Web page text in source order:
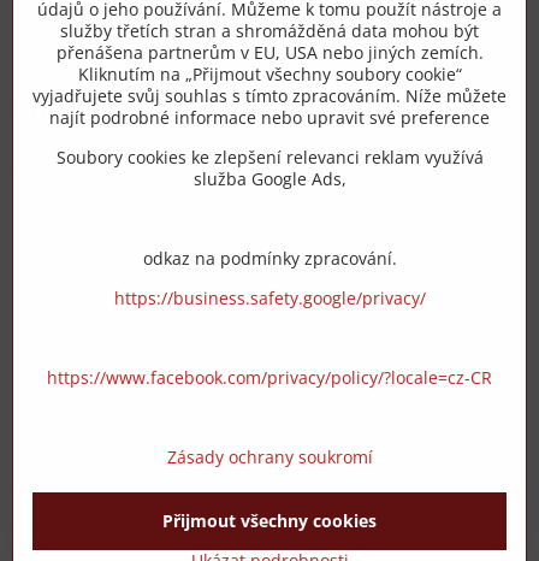
info​@zipzop​.cz
Objednávky
Vše k nákupu
©2026CopyrightPředvolby soukromíZásady ochrany soukromí
údajů o jeho používání. Můžeme k tomu použít nástroje a
služby třetích stran a shromážděná data mohou být
přenášena partnerům v EU, USA nebo jiných zemích.
Kliknutím na „Přijmout všechny soubory cookie“
vyjadřujete svůj souhlas s tímto zpracováním. Níže můžete
najít podrobné informace nebo upravit své preference
Soubory cookies ke zlepšení relevanci reklam využívá
služba Google Ads,
odkaz na podmínky zpracování.
https://business.safety.google/privacy/
https://www.facebook.com/privacy/policy/?locale=cz-CR
Zásady ochrany soukromí
Přijmout všechny cookies